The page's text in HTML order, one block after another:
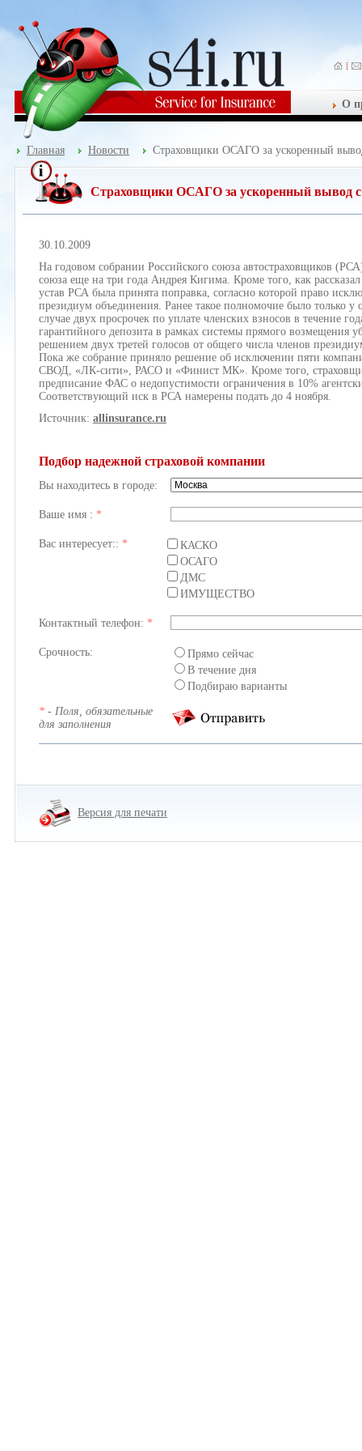
О
Главная Новости Страховщики ОСАГО за ускоренный
Страховщики ОСАГО за ускоренный вывод
30.10.2009
На годовом собрании Российского союза автостраховщиков
союза еще на три года Андрея Кигима. Кроме того, как
устав РСА была принята поправка, согласно которой право
президиум объединения. Ранее такое полномочие было только
случае двух просрочек по уплате членских взносов в течение
гарантийного депозита в рамках системы прямого возмещения
решением двух третей голосов от общего числа членов
Пока же собрание приняло решение об исключении пяти
СВОД, «ЛК-сити», РАСО и «Финист МК». Кроме того,
предписание ФАС о недопустимости ограничения в 10%
Соответствующий иск в РСА намерены подать до 4 ноября.
Источник: allinsurance.ru
Подбор надежной страховой компании
Вы находитесь в городе:
Ваше имя : *
Вас интересует:: *
КАСКО
ОСАГО
ДМС
ИМУЩЕСТВО
Контактный телефон: *
Срочность:
Прямо сейчас
В течение дня
Подбираю варианты
* - Поля, обязательные
для заполнения
Версия для печати